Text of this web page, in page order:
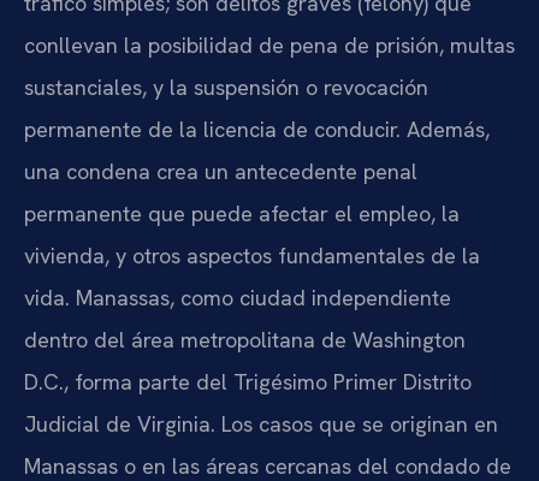
conllevan la posibilidad de pena de prisión, multas
sustanciales, y la suspensión o revocación
permanente de la licencia de conducir. Además,
una condena crea un antecedente penal
permanente que puede afectar el empleo, la
vivienda, y otros aspectos fundamentales de la
vida. Manassas, como ciudad independiente
dentro del área metropolitana de Washington
D.C., forma parte del Trigésimo Primer Distrito
Judicial de Virginia. Los casos que se originan en
Manassas o en las áreas cercanas del condado de